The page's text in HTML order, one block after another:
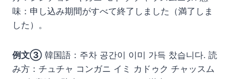
味：申し込み期間がすべて終了しました（満了しま
した）。
例文③ 韓国語：주차 공간이 이미 가득 찼습니다. 読
み方：チュチャ コンガニ イミ カドゥク チャッスム